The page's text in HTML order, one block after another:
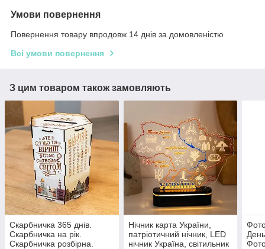
Умови повернення
Повернення товару впродовж 14 днів за домовленістю
Всі умови повернення
З цим товаром також замовляють
Скарбничка 365 днів.
Скарбничка на рік.
Скарбничка розбірна.
Нічник карта України,
патріотичний нічник, LED
нічник Україна, світильник